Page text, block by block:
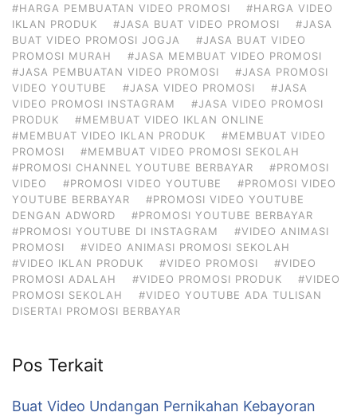
#HARGA PEMBUATAN VIDEO PROMOSI
#HARGA VIDEO
IKLAN PRODUK
#JASA BUAT VIDEO PROMOSI
#JASA
BUAT VIDEO PROMOSI JOGJA
#JASA BUAT VIDEO
PROMOSI MURAH
#JASA MEMBUAT VIDEO PROMOSI
#JASA PEMBUATAN VIDEO PROMOSI
#JASA PROMOSI
VIDEO YOUTUBE
#JASA VIDEO PROMOSI
#JASA
VIDEO PROMOSI INSTAGRAM
#JASA VIDEO PROMOSI
PRODUK
#MEMBUAT VIDEO IKLAN ONLINE
#MEMBUAT VIDEO IKLAN PRODUK
#MEMBUAT VIDEO
PROMOSI
#MEMBUAT VIDEO PROMOSI SEKOLAH
#PROMOSI CHANNEL YOUTUBE BERBAYAR
#PROMOSI
VIDEO
#PROMOSI VIDEO YOUTUBE
#PROMOSI VIDEO
YOUTUBE BERBAYAR
#PROMOSI VIDEO YOUTUBE
DENGAN ADWORD
#PROMOSI YOUTUBE BERBAYAR
#PROMOSI YOUTUBE DI INSTAGRAM
#VIDEO ANIMASI
PROMOSI
#VIDEO ANIMASI PROMOSI SEKOLAH
#VIDEO IKLAN PRODUK
#VIDEO PROMOSI
#VIDEO
PROMOSI ADALAH
#VIDEO PROMOSI PRODUK
#VIDEO
PROMOSI SEKOLAH
#VIDEO YOUTUBE ADA TULISAN
DISERTAI PROMOSI BERBAYAR
Pos Terkait
Buat Video Undangan Pernikahan Kebayoran